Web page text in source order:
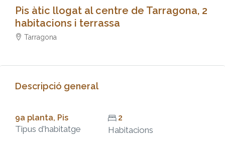
Pis àtic llogat al centre de Tarragona, 2
habitacions i terrassa
Tarragona
Descripció general
9a planta, Pis
Tipus d'habitatge
2
Habitacions